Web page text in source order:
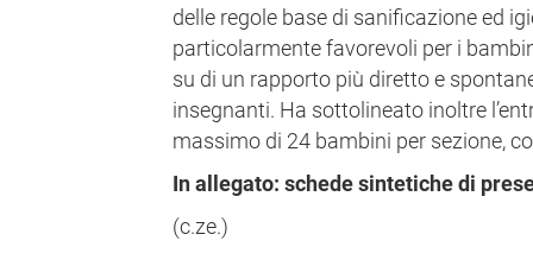
delle regole base di sanificazione ed
particolarmente favorevoli per i
su di un rapporto più diretto e
insegnanti. Ha sottolineato inoltre
massimo di 24 bambini per sezione,
In allegato: schede sintetiche di
(c.ze.)